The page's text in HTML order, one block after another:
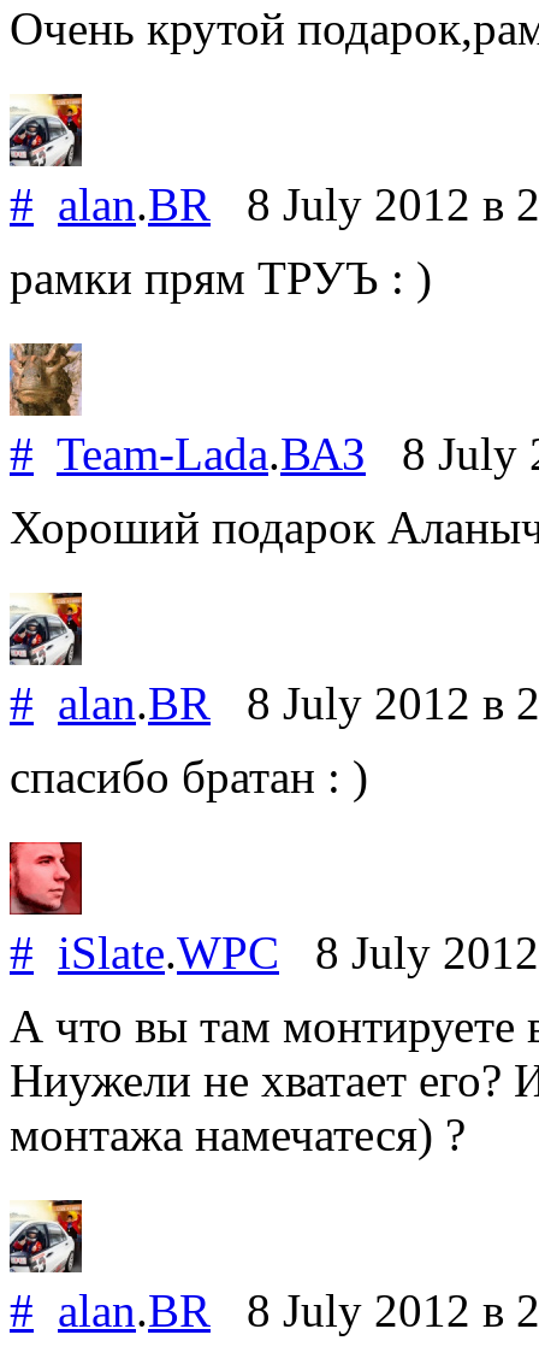
Очень крутой
# alan.BR 8 July 2012 в
рамки прям ТРУЪ : )
# Team-Lada.ВАЗ 8 July
Хороший подарок
# alan.BR 8 July 2012 в
спасибо братан : )
# iSlate.WPC 8 July
А что вы там монтируете
Ниужели не хватает его?
монтажа намечатеся) ?
# alan.BR 8 July 2012 в